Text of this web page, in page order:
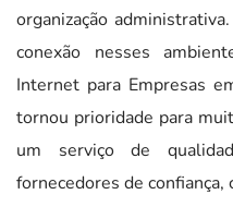
organização
conexão nesses
Internet para Empresas
tornou prioridade para
um serviço de
fornecedores de confiança,